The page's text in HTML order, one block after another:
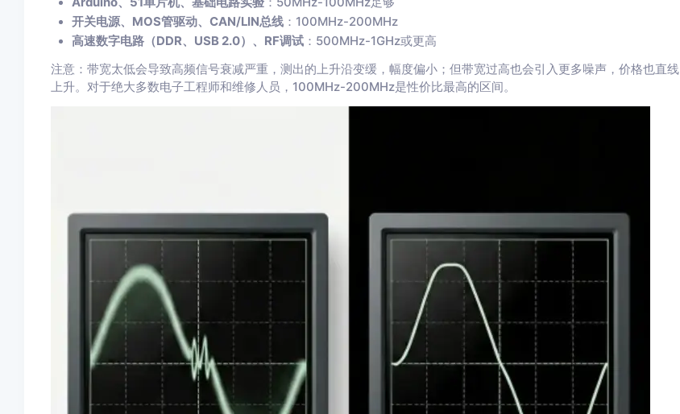
开关电源、MOS管驱动、CAN/LIN总线：100MHz-200MHz
高速数字电路（DDR、USB 2.0）、RF调试：500MHz-1GHz或更高
注意：带宽太低会导致高频信号衰减严重，测出的上升沿变缓，幅度偏小；但带宽过高也会引入更多噪声，价格也直线
上升。对于绝大多数电子工程师和维修人员，100MHz-200MHz是性价比最高的区间。